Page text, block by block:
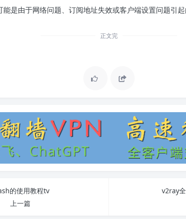
是由于网络问题、订阅地址失效或客户端设置问题引起
正文完
的使用教程tv
上一篇
v2ray